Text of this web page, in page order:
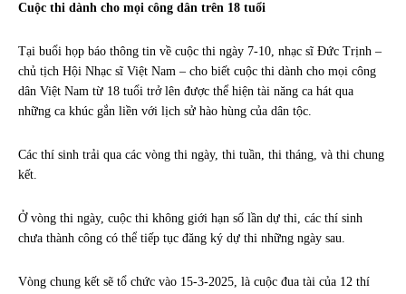
Cuộc thi dành cho mọi công dân trên 18 tuổi
Tại buổi họp báo thông tin về cuộc thi ngày 7-10, nhạc sĩ Đức Trịnh –
chủ tịch Hội Nhạc sĩ Việt Nam – cho biết cuộc thi dành cho mọi công
dân Việt Nam từ 18 tuổi trở lên được thể hiện tài năng ca hát qua
những ca khúc gắn liền với lịch sử hào hùng của dân tộc.
Các thí sinh trải qua các vòng thi ngày, thi tuần, thi tháng, và thi chung
kết.
Ở vòng thi ngày, cuộc thi không giới hạn số lần dự thi, các thí sinh
chưa thành công có thể tiếp tục đăng ký dự thi những ngày sau.
Vòng chung kết sẽ tổ chức vào 15-3-2025, là cuộc đua tài của 12 thí